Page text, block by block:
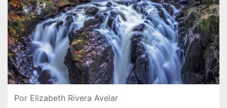
Por Elizabeth Rivera Avelar